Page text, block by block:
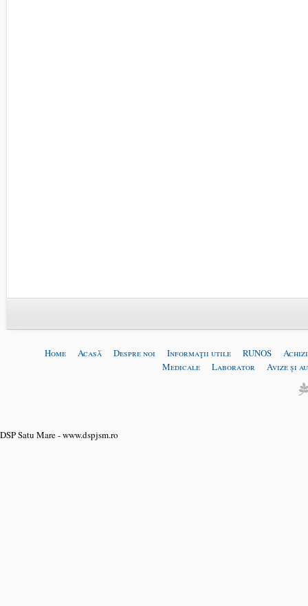
Home Acasă Despre noi Informaţii utile RUNOS
Medicale
Laborator Avize și
DSP Satu Mare - www.dspjsm.ro